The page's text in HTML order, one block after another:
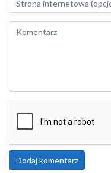
Dodaj komentarz